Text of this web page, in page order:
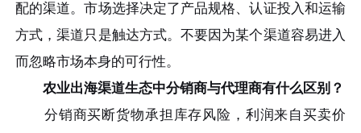
配的渠道。市场选择决定了产品规格、认证投入和运输
方式，渠道只是触达方式。不要因为某个渠道容易进入
而忽略市场本身的可行性。
农业出海渠道生态中分销商与代理商有什么区别？
分销商买断货物承担库存风险，利润来自买卖价